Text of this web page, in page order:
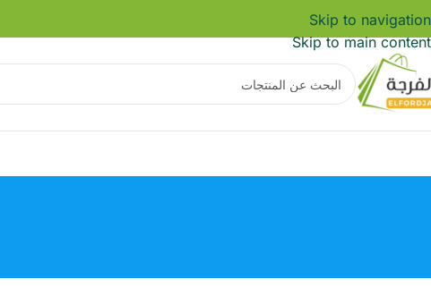
Skip to navigation
Skip to main content